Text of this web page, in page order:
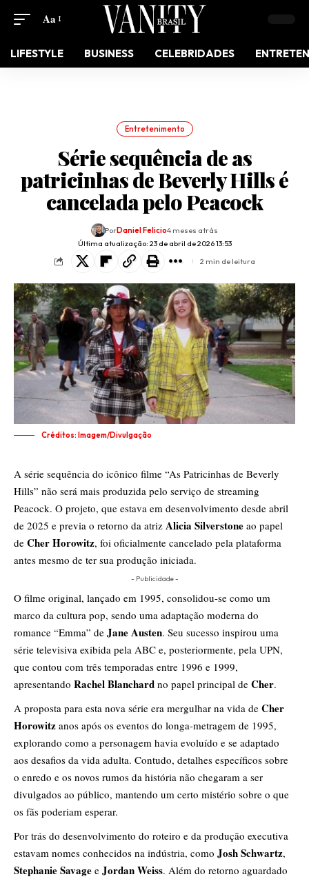
Aa
LIFESTYLE BUSINESS CELEBRIDADES
Entretenimento
Série sequência de as
patricinhas de Beverly Hills é
cancelada pelo Peacock
Última atualização: 23 de abril de 2026 13:53
PorDaniel Felicio4 meses atrás
2 min de leitura
Créditos: Imagem/Divulgação
A série sequência do icônico filme “As Patricinhas de Beverly
Hills” não será mais produzida pelo serviço de streaming
Peacock. O projeto, que estava em desenvolvimento desde abril
de 2025 e previa o retorno da atriz Alicia Silverstone ao papel
de Cher Horowitz, foi oficialmente cancelado pela plataforma
antes mesmo de ter sua produção iniciada.
- Publicidade -
O filme original, lançado em 1995, consolidou-se como um
marco da cultura pop, sendo uma adaptação moderna do
romance “Emma” de Jane Austen. Seu sucesso inspirou uma
série televisiva exibida pela ABC e, posteriormente, pela UPN,
que contou com três temporadas entre 1996 e 1999,
apresentando Rachel Blanchard no papel principal de Cher.
A proposta para esta nova série era mergulhar na vida de Cher
Horowitz anos após os eventos do longa-metragem de 1995,
explorando como a personagem havia evoluído e se adaptado
aos desafios da vida adulta. Contudo, detalhes específicos sobre
o enredo e os novos rumos da história não chegaram a ser
divulgados ao público, mantendo um certo mistério sobre o que
os fãs poderiam esperar.
Por trás do desenvolvimento do roteiro e da produção executiva
estavam nomes conhecidos na indústria, como Josh Schwartz,
Stephanie Savage e Jordan Weiss. Além do retorno aguardado